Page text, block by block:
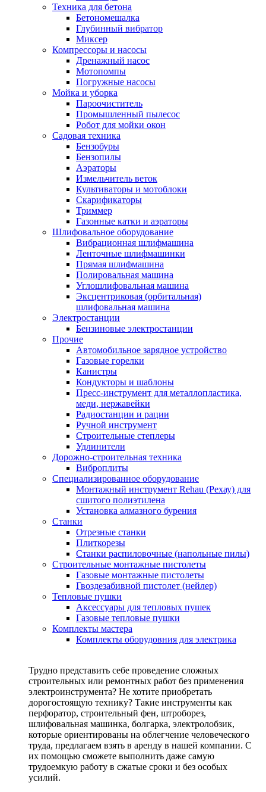
Техника для бетона
Бетономешалка
Глубинный вибратор
Миксер
Компрессоры и насосы
Дренажный насос
Мотопомпы
Погружные насосы
Мойка и уборка
Пароочиститель
Промышленный пылесос
Робот для мойки окон
Садовая техника
Бензобуры
Бензопилы
Аэраторы
Измельчитель веток
Культиваторы и мотоблоки
Скарификаторы
Триммер
Газонные катки и аэраторы
Шлифовальное оборудование
Вибрационная шлифмашина
Ленточные шлифмашинки
Прямая шлифмашина
Полировальная машина
Углошлифовальная машина
Эксцентриковая (орбитальная)
шлифовальная машина
Электростанции
Бензиновые электростанции
Прочие
Автомобильное зарядное устройство
Газовые горелки
Канистры
Кондукторы и шаблоны
Пресс-инструмент для металлопластика,
меди, нержавейки
Радиостанции и рации
Ручной инструмент
Строительные степлеры
Удлинители
Дорожно-строительная техника
Виброплиты
Специализированное оборудование
Монтажный инструмент Rehau (Рехау) для
сшитого полиэтилена
Установка алмазного бурения
Станки
Отрезные станки
Плиткорезы
Станки распиловочные (напольные пилы)
Строительные монтажные пистолеты
Газовые монтажные пистолеты
Гвоздезабивной пистолет (нейлер)
Тепловые пушки
Аксессуары для тепловых пушек
Газовые тепловые пушки
Комплекты мастера
Комплекты оборудовния для электрика
Трудно представить себе проведение сложных
строительных или ремонтных работ без применения
электроинструмента? Не хотите приобретать
дорогостоящую технику? Такие инструменты как
перфоратор, строительный фен, штроборез,
шлифовальная машинка, болгарка, электролобзик,
которые ориентированы на облегчение человеческого
труда, предлагаем взять в аренду в нашей компании. С
их помощью сможете выполнить даже самую
трудоемкую работу в сжатые сроки и без особых
усилий.